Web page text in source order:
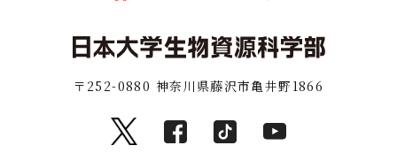
〒252-0880 神奈川県藤沢市亀井野1866